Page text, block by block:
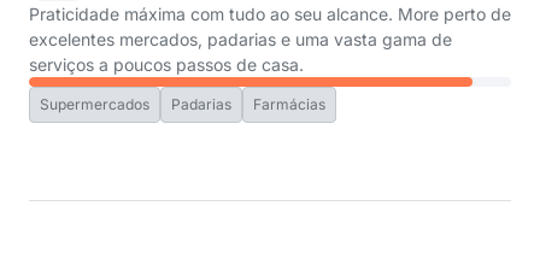
Praticidade máxima com tudo ao seu alcance. More perto de
excelentes mercados, padarias e uma vasta gama de
serviços a poucos passos de casa.
Supermercados Padarias Farmácias